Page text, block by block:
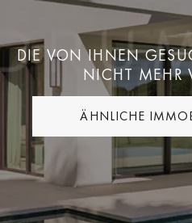
DIE VON IHNEN
NICHT MEHR
ÄHNLICHE